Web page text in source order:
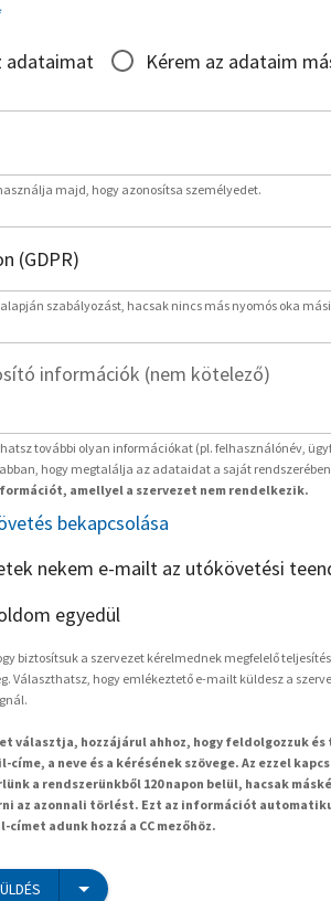
adataimat
Kérem az adataim
majd, hogy azonosítsa személyedet.
szabályozást, hacsak nincs más nyomós oka
információk (nem kötelező)
további olyan információkat (pl. felhasználónév,
hogy megtalálja az adataidat a saját
amellyel a szervezet nem rendelkezik.
bekapcsolása
nekem e-mailt az utókövetési
egyedül
biztosítsuk a szervezet kérelmednek megfelelő
Választhatsz, hogy emlékeztető e-mailt küldesz a
választja, hozzájárul ahhoz, hogy feldolgozzuk
címe, a neve és a kérésének szövege. Az ezzel
a rendszerünkből 120 napon belül, hacsak
az azonnali törlést. Ezt az információt
címet adunk hozzá a CC mezőhöz.